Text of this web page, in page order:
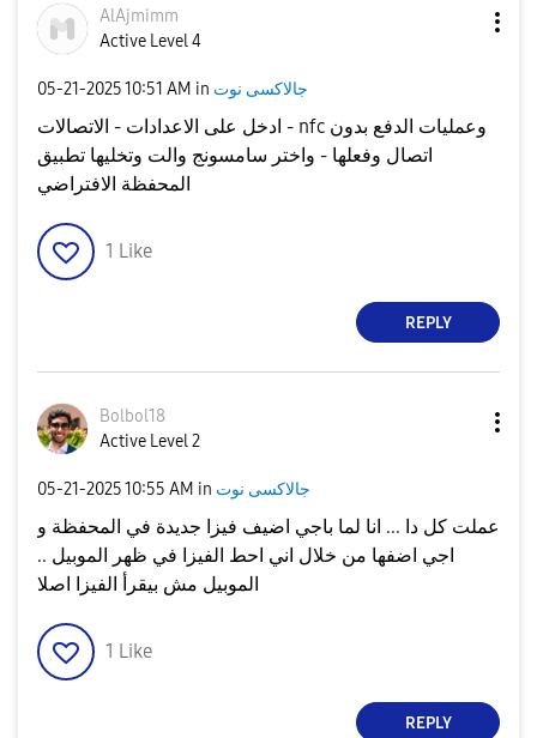
AlAjmimm
Active Level 4
‎05-21-202510:51 AM in جالاكسى نوت
ادخل على الاعدادات - الاتصالات - nfc وعمليات الدفع بدون
اتصال وفعلها - واختر سامسونج والت وتخليها تطبيق
المحفظة الافتراضي
1 Like
REPLY
Bolbol18
Active Level 2
‎05-21-202510:55 AM in جالاكسى نوت
عملت كل دا ... انا لما باجي اضيف فيزا جديدة في المحفظة و
اجي اضفها من خلال اني احط الفيزا في ظهر الموبيل ..
الموبيل مش بيقرأ الفيزا اصلا
1 Like
REPLY